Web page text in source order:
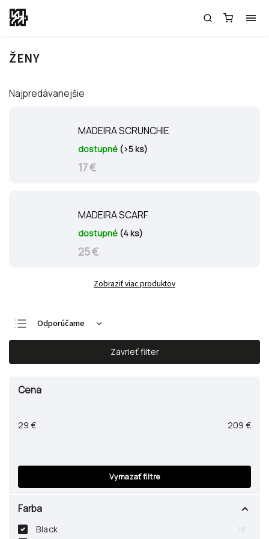
ŽENY
Najpredávanejšie
MADEIRA SCRUNCHIE
dostupné (>5 ks)
17 €
MADEIRA SCARF
dostupné (4 ks)
25 €
Zobraziť viac produktov
Odporúčame
Najlacnejšie
Najdrahšie
Zavrieť filter
Cena
29 € 209 €
Farba
Black 19
Vymazať filtre